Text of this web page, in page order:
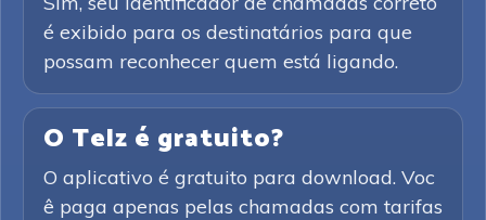
é exibido para os destinatários para que
possam reconhecer quem está ligando.
O Telz é gratuito?
O aplicativo é gratuito para download. Voc
ê paga apenas pelas chamadas com tarifas